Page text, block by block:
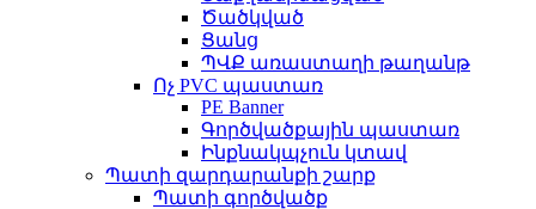
Ծածկված
Ցանց
ՊՎՔ առաստաղի թաղանթ
Ոչ PVC պաստառ
PE Banner
Գործվածքային պաստառ
Ինքնակպչուն կտավ
Պատի զարդարանքի շարք
Պատի գործվածք